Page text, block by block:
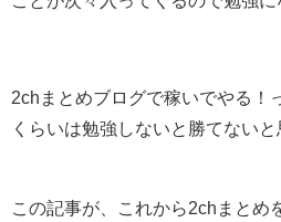
2chまとめブログで稼いでやる！
くらいは勉強しないと勝てないと
この記事が、これから2chまとめ